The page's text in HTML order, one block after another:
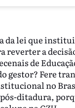
da lei que
a
de
gestor? Fere
no
ditadura,